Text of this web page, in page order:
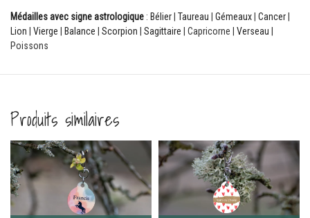
Médailles avec signe astrologique : Bélier| Taureau | Gémeaux| Cancer|
Lion | Vierge | Balance | Scorpion | Sagittaire | Capricorne | Verseau |
Poissons
Produits similaires